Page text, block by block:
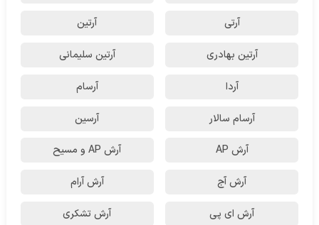
آرتی آرتین
آرتین بهادری آرتین سلیمانی
آردا آرسام
آرسام سالار آرسین
آرش AP آرش AP و مسیح
آرش آج آرش آرام
آرش ای پی آرش تشکری